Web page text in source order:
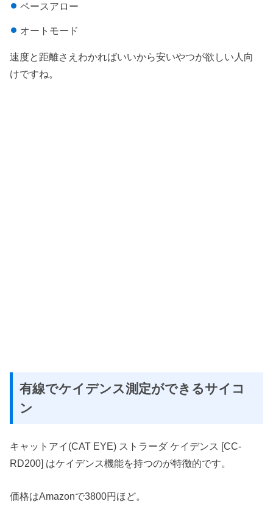
ペースアロー
オートモード
速度と距離さえわかればいいから安いやつが欲しい人向
けですね。
有線でケイデンス測定ができるサイコ
ン
キャットアイ(CAT EYE) ストラーダ ケイデンス [CC-
RD200] はケイデンス機能を持つのが特徴的です。
価格はAmazonで3800円ほど。